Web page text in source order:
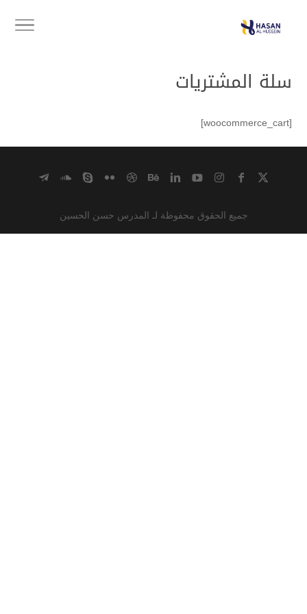
سلة المشتريات
[woocommerce_cart]
جميع الحقوق محفوظة لـ المدرس حسن الحسين